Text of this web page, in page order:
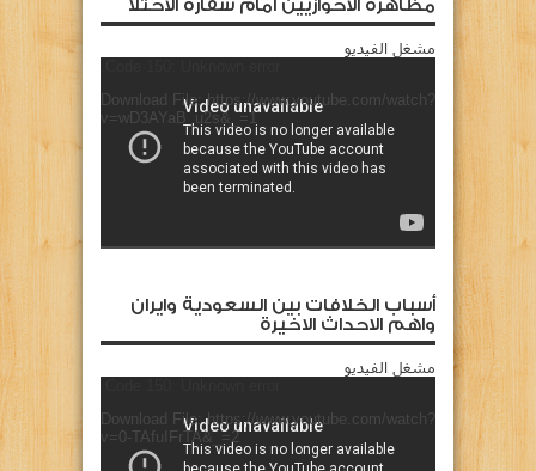
مظاهرة الأحوازيين أمام سفارة الأحتلا
مشغل الفيديو
Download File: https://www.youtube.com/watch?
v=wD3AYaB_u2s&_=1
أسباب الخلافات بين السعودية وايران
واهم الاحداث الاخيرة
مشغل الفيديو
Download File: https://www.youtube.com/watch?
v=0-TAfuIFrTA&_=2